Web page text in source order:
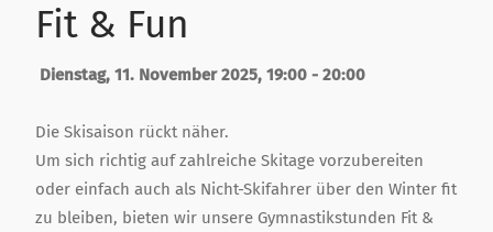
Fit & Fun
Dienstag, 11. November 2025, 19:00 - 20:00
Die Skisaison rückt näher.
Um sich richtig auf zahlreiche Skitage vorzubereiten
oder einfach auch als Nicht-Skifahrer über den Winter fit
zu bleiben, bieten wir unsere Gymnastikstunden Fit &